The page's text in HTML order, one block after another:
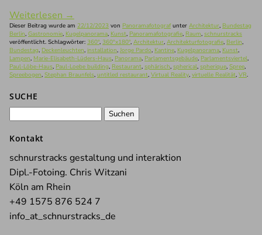
Weiterlesen →
Dieser Beitrag wurde am 22/12/2023 von Panoramafotografunter Architektur, Bundestag
Berlin, Gastronomie, Kugelpanorama, Kunst, Panoramafotografie, Raum, schnurstracks
veröffentlicht. Schlagwörter: 360°, 360°x180°, Architektur, Architekturfotografie, Berlin,
Bundestag, Deckenleuchten, installation, Jorge Pardo, Kantine, Kugelpanorama, Kunst,
Lampen, Marie-Elisabeth-Lüders-Haus, Panorama, Parlamentsgebäude, Parlamentsviertel,
Paul-Löbe-Haus, Paul-Loebe building, Restaurant, sphärisch, spherical, spherique, Spree,
Spreebogen, Stephan Braunfels, untitled restaurant, Virtual Reality, virtuelle Realität, VR.
SUCHE
Kontakt
schnurstracks gestaltung und interaktion
Dipl.-Fotoing. Chris Witzani
Köln am Rhein
+49 1575 876 524 7
info_at_schnurstracks_de